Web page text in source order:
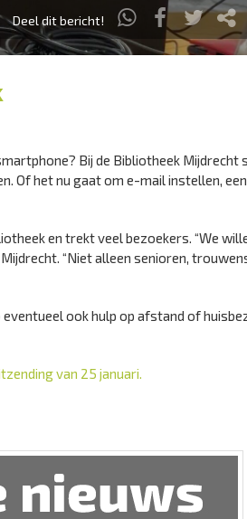
Deel dit bericht!
Bij de Bibliotheek Mijdrecht
Of het nu gaat om e-mail instellen,
en trekt veel bezoekers. “We
“Niet alleen senioren,
ook hulp op afstand of
van 25 januari.